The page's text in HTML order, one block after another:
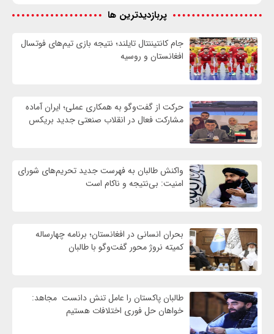
پربازدیدترین ها
جام کانتیننتال تایلند؛ نتیجه بازی تیم‌های فوتسال
افغانستان و روسیه
حرکت از گفت‌وگو به همکاری عملی؛ ایران آماده
مشارکت فعال در انقلاب صنعتی جدید بریکس
واكنش طالبان به فهرست جدید تحریم‌های شورای
امنیت: بی‌نتیجه و ناکام است
بحران انسانی در افغانستان؛ برنامه چهار‌ساله
کمیته نروژ محور گفت‌وگو با طالبان
طالبان پاکستان را عامل تنش دانست مجاهد:
خواهان حل فوری اختلافات هستیم